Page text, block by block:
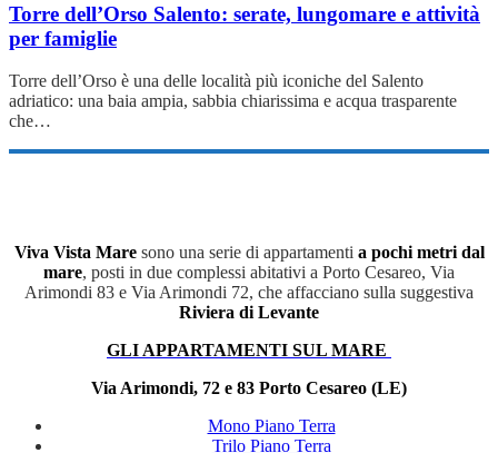
Torre dell’Orso Salento: serate, lungomare e attività
per famiglie
Torre dell’Orso è una delle località più iconiche del Salento
adriatico: una baia ampia, sabbia chiarissima e acqua trasparente
che…
Viva Vista Maresono una serie di appartamenti a pochi metri dal
mare, posti in due complessi abitativi a Porto Cesareo, Via
Arimondi 83 e Via Arimondi 72, che affacciano sulla suggestiva
Riviera di Levante
GLI APPARTAMENTI SUL MARE
Via Arimondi, 72 e 83 Porto Cesareo (LE)
Mono Piano Terra
Trilo Piano Terra